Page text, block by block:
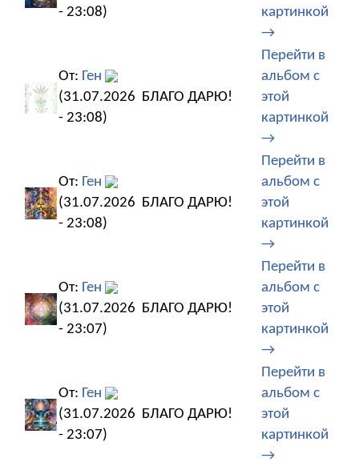
- 23:08)
картинкой
→
От: Ген
(31.07.2026
- 23:08)
БЛАГО ДАРЮ!
Перейти в
альбом с
этой
картинкой
→
От: Ген
(31.07.2026
- 23:08)
БЛАГО ДАРЮ!
Перейти в
альбом с
этой
картинкой
→
От: Ген
(31.07.2026
- 23:07)
БЛАГО ДАРЮ!
Перейти в
альбом с
этой
картинкой
→
От: Ген
(31.07.2026
- 23:07)
БЛАГО ДАРЮ!
Перейти в
альбом с
этой
картинкой
→